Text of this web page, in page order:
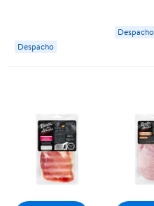
Abuelo
Despacho
Despacho